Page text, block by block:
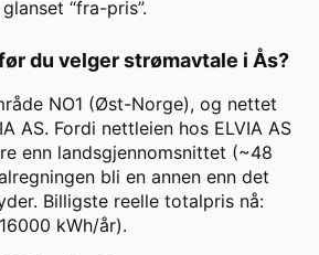
“fra-pris”.
du velger strømavtale i Ås?
NO1 (Øst-Norge), og nettet
AS. Fordi nettleien hos ELVIA AS
enn landsgjennomsnittet (~48
bli en annen enn det
Billigste reelle totalpris nå:
kWh/år).